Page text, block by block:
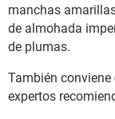
manchas
de almohada
de plumas.
También conviene
expertos